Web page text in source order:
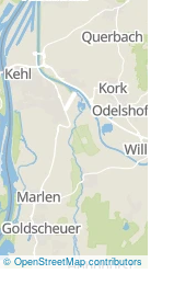
© OpenStreetMap contributors